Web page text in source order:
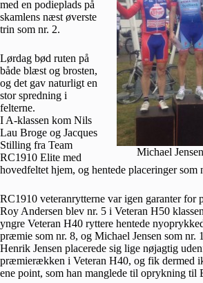
Michael
med en podieplads på
skamlens næst øverste
trin som nr. 2.
Lørdag bød ruten på
både blæst og brosten,
og det gav naturligt en
stor spredning i
felterne.
I A-klassen kom Nils
Lau Broge og Jacques
Stilling fra Team
RC1910 Elite med
hovedfeltet hjem, og hentede placeringer som
RC1910 veteranrytterne var igen garanter for
Roy Andersen blev nr. 5 i Veteran H50
yngre Veteran H40 ryttere hentede
præmie som nr. 8, og Michael Jensen som nr.
Henrik Jensen placerede sig lige nøjagtig
præmierækken i Veteran H40, og fik dermed
ene point, som han manglede til oprykning til